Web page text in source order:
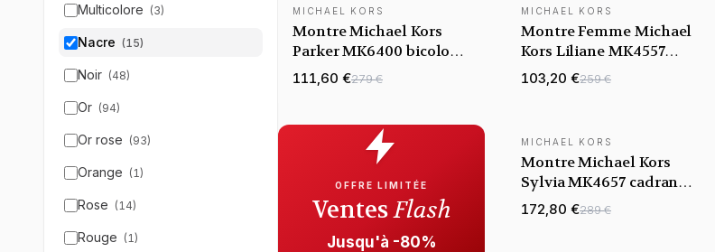
Multicolore (3)
Nacre (15)
Noir (48)
Or (94)
Or rose (93)
Orange (1)
Rose (14)
Rouge (1)
MICHAEL KORS
Montre Michael Kors
Parker MK6400 bicolore
dorée et blanc avec
cadran nacre
111,60 €279 €
MICHAEL KORS
Montre Femme Michael
Kors Liliane MK4557
bracelet acier or rose
103,20 €259 €
OFFRE LIMITÉE
VentesFlash
Jusqu'à -80%
MICHAEL KORS
Montre Michael Kors
Sylvia MK4657 cadran
en nacre bracelet
argenté
172,80 €289 €